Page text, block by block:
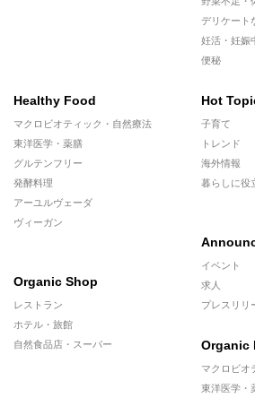
デリケート
妊活・妊娠
便秘
Healthy Food
マクロビオティック・自然療法
東洋医学・薬膳
グルテンフリー
発酵料理
アーユルヴェーダ
ヴィーガン
Organic Shop
レストラン
ホテル・旅館
自然食品店・スーパー
Hot
子育て
トレンド
海外情報
暮らしに役
イベント
求人
プレスリリ
Organic
マクロビオ
東洋医学・